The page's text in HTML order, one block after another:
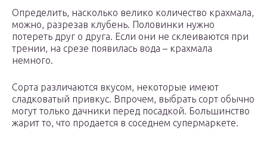
Определить, насколько велико количество крахмала,
можно, разрезав клубень. Половинки нужно
потереть друг о друга. Если они не склеиваются при
трении, на срезе появилась вода – крахмала
немного.
Сорта различаются вкусом, некоторые имеют
сладковатый привкус. Впрочем, выбрать сорт обычно
могут только дачники перед посадкой. Большинство
жарит то, что продается в соседнем супермаркете.